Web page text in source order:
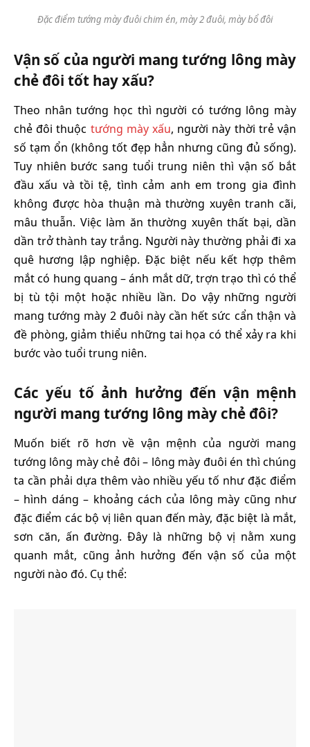
Đặc điểm tướng mày đuôi chim én, mày 2 đuôi, mày bổ đôi
Vận số của người mang tướng lông mày
chẻ đôi tốt hay xấu?
Theo nhân tướng học thì người có tướng lông mày
chẻ đôi thuộc tướng mày xấu, người này thời trẻ vận
số tạm ổn (không tốt đẹp hẳn nhưng cũng đủ sống).
Tuy nhiên bước sang tuổi trung niên thì vận số bắt
đầu xấu và tồi tệ, tình cảm anh em trong gia đình
không được hòa thuận mà thường xuyên tranh cãi,
mâu thuẫn. Việc làm ăn thường xuyên thất bại, dần
dần trở thành tay trắng. Người này thường phải đi xa
quê hương lập nghiệp. Đặc biệt nếu kết hợp thêm
mắt có hung quang – ánh mắt dữ, trợn trạo thì có thể
bị tù tội một hoặc nhiều lần. Do vậy những người
mang tướng mày 2 đuôi này cần hết sức cẩn thận và
đề phòng, giảm thiểu những tai họa có thể xảy ra khi
bước vào tuổi trung niên.
Các yếu tố ảnh hưởng đến vận mệnh
người mang tướng lông mày chẻ đôi?
Muốn biết rõ hơn về vận mệnh của người mang
tướng lông mày chẻ đôi – lông mày đuôi én thì chúng
ta cần phải dựa thêm vào nhiều yếu tố như đặc điểm
– hình dáng – khoảng cách của lông mày cũng như
đặc điểm các bộ vị liên quan đến mày, đặc biệt là mắt,
sơn căn, ấn đường. Đây là những bộ vị nằm xung
quanh mắt, cũng ảnh hưởng đến vận số của một
người nào đó. Cụ thể: